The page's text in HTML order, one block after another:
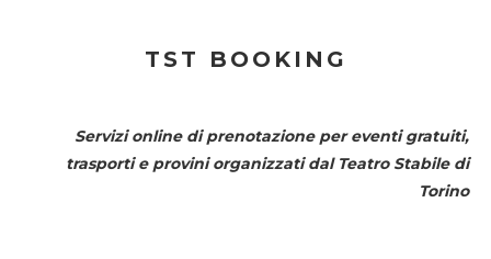
TST BOOKING
Servizi online di prenotazione per eventi gratuiti,
trasporti e provini organizzati dal Teatro Stabile di
Torino